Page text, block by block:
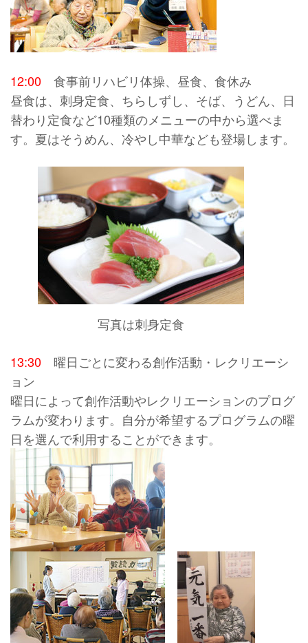
12:00 食事前リハビリ体操、昼食、食休み
昼食は、刺身定食、ちらしずし、そば、うどん、日
替わり定食など10種類のメニューの中から選べま
す。夏はそうめん、冷やし中華なども登場します。
写真は刺身定食
13:30 曜日ごとに変わる創作活動・レクリエーシ
ョン
曜日によって創作活動やレクリエーションのプログ
ラムが変わります。自分が希望するプログラムの曜
日を選んで利用することができます。